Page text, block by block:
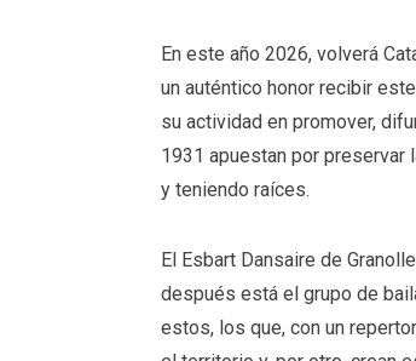
En este año 2026, volverá
un auténtico honor recibir
su actividad en promover,
1931 apuestan por preservar
y teniendo raíces.
El Esbart Dansaire de
después está el grupo de
estos, los que, con un